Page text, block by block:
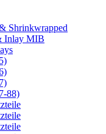
Shrinkwrapped
Inlay MIB
88)